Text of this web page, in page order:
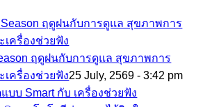
ฤดูฝนกับการดูแล สุขภาพการ
เครื่องช่วยฟัง25 July, 2569 - 3:42 pm